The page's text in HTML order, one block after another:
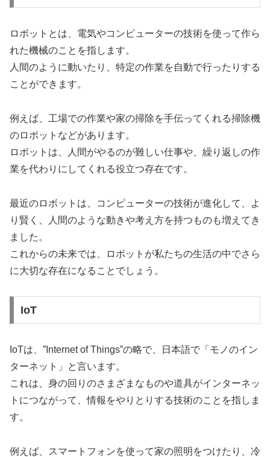
ロボットとは、電気やコンピューターの技術を使って作ら
れた機械のことを指します。
人間のように動いたり、特定の作業を自動で行ったりする
ことができます。
例えば、工場での作業や家の掃除を手伝ってくれる掃除機
のロボットなどがあります。
ロボットは、人間がやるのが難しい仕事や、繰り返しの作
業を代わりにしてくれる役立つ存在です。
最近のロボットは、コンピューターの技術が進化して、よ
り賢く、人間のような動きや考え方を持つものも増えてき
ました。
これからの未来では、ロボットが私たちの生活の中でさら
に大切な存在になることでしょう。
IoT
IoTは、”Internet of Things”の略で、日本語で「モノのイン
ターネット」と言います。
これは、身の回りのさまざまなものや道具がインターネッ
トにつながって、情報をやりとりする技術のことを指しま
す。
例えば、スマートフォンを使って家の照明をつけたり、冷